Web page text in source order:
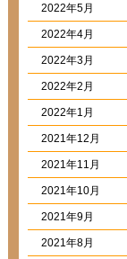
2022年5月
2022年4月
2022年3月
2022年2月
2022年1月
2021年12月
2021年11月
2021年10月
2021年9月
2021年8月